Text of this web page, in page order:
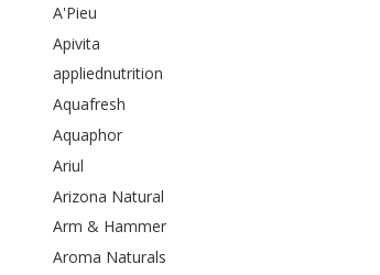
A'Pieu
Apivita
appliednutrition
Aquafresh
Aquaphor
Ariul
Arizona Natural
Arm & Hammer
Aroma Naturals